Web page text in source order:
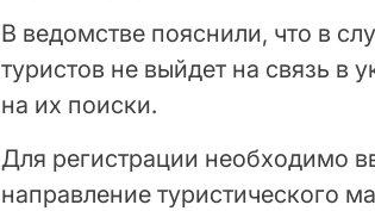
В ведомстве пояснили, что в
туристов не выйдет на связь в
на их поиски.
Для регистрации необходимо
направление туристического